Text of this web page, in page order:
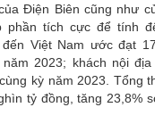
Điện Biên cũng như
phần tích cực để tính
Việt Nam ước đạt
2023; khách nội
kỳ năm 2023. Tổng
tỷ đồng, tăng 23,8%